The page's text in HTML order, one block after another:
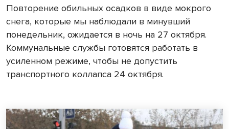
Повторение обильных осадков в виде мокрого
снега, которые мы наблюдали в минувший
понедельник, ожидается в ночь на 27 октября.
Коммунальные службы готовятся работать в
усиленном режиме, чтобы не допустить
транспортного коллапса 24 октября.